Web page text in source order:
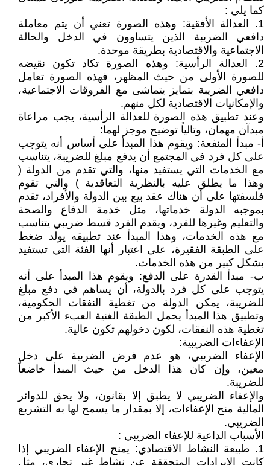
كما يلي :
1. العدالة الأفقية: وهذه الصورة تعني أن يتم معاملة
دافعي الضريبة الذين يتساوون في الدخل والحالة
الاجتماعية والاقتصادية بطريقة موحدة.
2. العدالة الرأسية: وهذه الصورة تكاد تكون نقيضه
للصورة الأولى من حيث المظهر، فهذه الصورة تعامل
دافعي الضريبة بتمايز يتماشى مع الفروقات الاجتماعية،
والإمكانيات الاقتصادية لكل منهم.
وعند تطبيق هذه الصورة للعدالة الرأسية، يجب مراعاة
مبدآن مهمان، وتالياً توضيح موجز لهما:
أ‌- مبدأ المنفعة: ويقوم هذا المبدأ على أساس أنه يتوجب
على كل فرد في المجتمع أن يدفع مبلغ للضريبة، يتناسب
مع الخدمات التي يستفيد منها، والتي تقدم من الدولة (
وهذا ما يطلق عليه بالنظرية التعاقدية ) والتي تقوم
فلسفتها على أن هناك عقد بيع بين الدولة والأفراد، تقدم
بموجبه الدولة خدماتها، مثل خدمة الدفاع والصحة
والتعليم وغيرها للفرد، ويقدم الفرد قسط ضريبي يتناسب
مع هذه الخدمات، وهذا المبدأ عند تطبيقه يولد ضغط
على الطبقة الفقيرة، على اعتبار أنها الفئة التي تستفيد
بشكل كبير من هذه الخدمات.
ب‌- مبدأ القدرة على الدفع: ويقوم هذا المبدأ على أنه
يتوجب على كل فرد بالدولة، أن يساهم في دفع مبلغ
للضريبة، يمكن الدولة من تغطية النفقات الحكومية،
وتطبيق هذا المبدأ يحمل الطبقة الغنية العبء الأكبر من
تغطية هذه النفقات، لكون دخولهم تكون عالية.
الإعفاءات الضريبية:
الإعفاء الضريبي، هو عدم فرض الضريبة على دخل
معين، وإن كان هذا الدخل من حيث المبدأ خاضعاً
للضريبة.
والإعفاء الضريبي لا يطبق إلا بقانون، ولا يحق للدوائر
المالية منح الإعفاءات، إلا بمقدار ما يسمح لها به التشريع
الضريبي.
الأسباب الداعية للإعفاء الضريبي :
1. طبيعة النشاط الاقتصادي: يمنح الإعفاء الضريبي إذا
كانت الإيرادات المتحققة عن نشاط غير تجاري، مثل